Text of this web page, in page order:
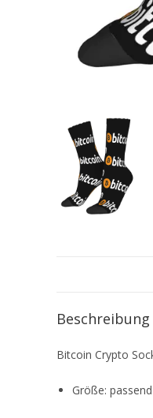
Beschreibung
Bitcoin Crypto
Größe: